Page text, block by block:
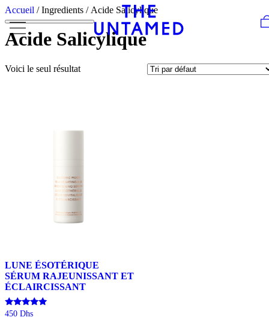
Skip to content
Accueil / Ingredients / Acide Salicylique
Acide Salicylique
Voici le seul résultat
LUNE ÉSOTÉRIQUE
SÉRUM RAJEUNISSANT ET
ÉCLAIRCISSANT
Note
450 Dhs